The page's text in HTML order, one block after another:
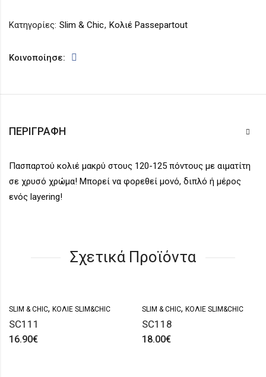
Κατηγορίες: Slim & Chic, Κολιέ Passepartout
Κοινοποίησε:
ΠΕΡΙΓΡΑΦΉ
Πασπαρτού κολιέ μακρύ στους 120-125 πόντους με αιματίτη
σε χρυσό χρώμα! Μπορεί να φορεθεί μονό, διπλό ή μέρος
ενός layering!
Σχετικά Προϊόντα
SLIM & CHIC, ΚΟΛΙΈ SLIM&CHIC
SC111
16.90€
SLIM & CHIC, ΚΟΛΙΈ SLIM&CHIC
SC118
18.00€